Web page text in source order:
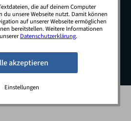
· All rights reserved.
Newsletter
Kontakt
Datenschutz
die auf deinem Computer
du unsere Webseite nutzt. Damit können
auf unserer Webseite ermöglichen
bereitstellen. Weitere Informationen
Datenschutzerklärung.
Einstellungen